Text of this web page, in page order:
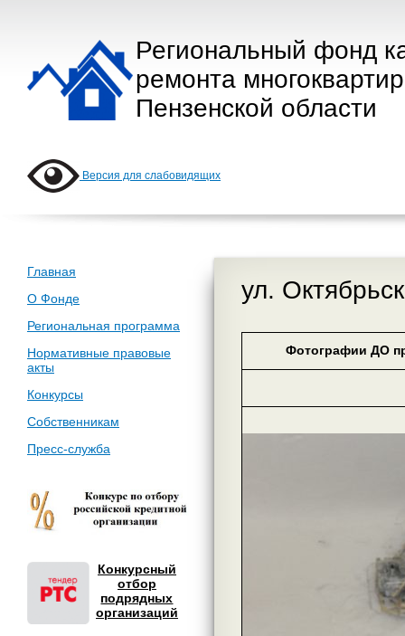
Региональный фонд
ремонта
Пензенской области
Версия для слабовидящих
Главная
О Фонде
Региональная программа
Нормативные правовые
акты
Конкурсы
Собственникам
Пресс-служба
Конкурсный
отбор
подрядных
организаций
ул.
Фотографии ДО